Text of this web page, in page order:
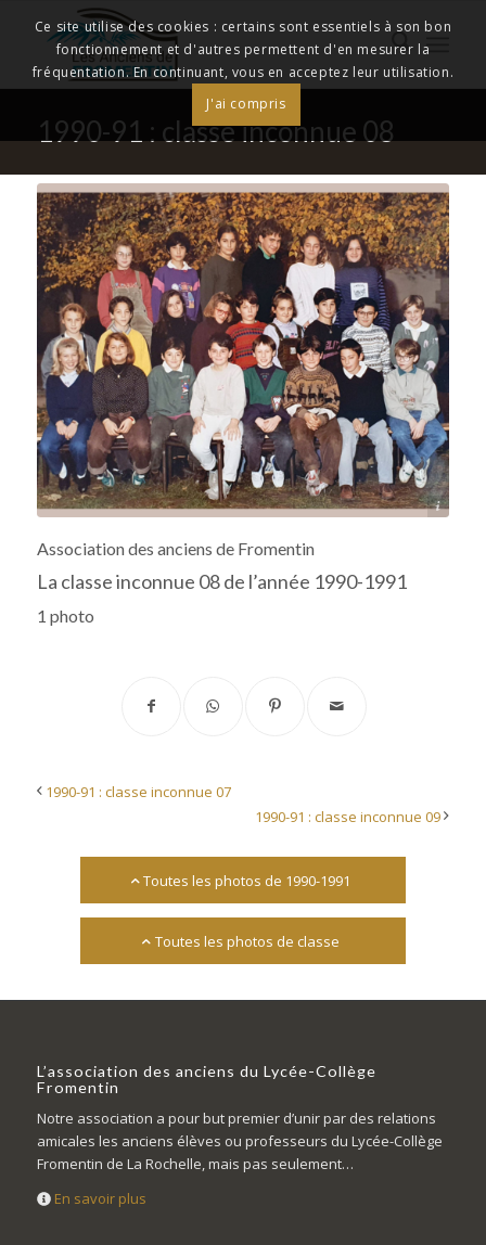
1990-91 : classe inconnue 08
Archives départementales 17
Association des anciens de Fromentin
La classe inconnue 08 de l’année 1990-1991
1 photo
1990-91 : classe inconnue 07
1990-91 : classe inconnue 09
Toutes les photos de 1990-1991
Toutes les photos de classe
L’association des anciens du Lycée-Collège
Fromentin
Notre association a pour but premier d’unir par des relations
amicales les anciens élèves ou professeurs du Lycée-Collège
Fromentin de La Rochelle, mais pas seulement…
En savoir plus
Ce site utilise des cookies : certains sont essentiels à son bon
fonctionnement et d'autres permettent d'en mesurer la
fréquentation. En continuant, vous en acceptez leur utilisation.
J'ai compris